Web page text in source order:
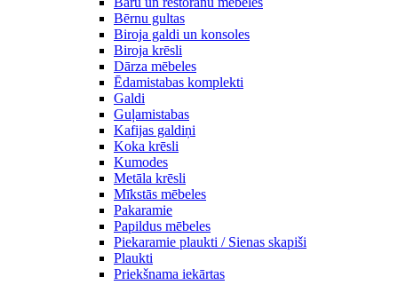
Bērnu gultas
Biroja galdi un konsoles
Biroja krēsli
Dārza mēbeles
Ēdamistabas komplekti
Galdi
Guļamistabas
Kafijas galdiņi
Koka krēsli
Kumodes
Metāla krēsli
Mīkstās mēbeles
Pakaramie
Papildus mēbeles
Piekaramie plaukti / Sienas skapiši
Plaukti
Priekšnama iekārtas